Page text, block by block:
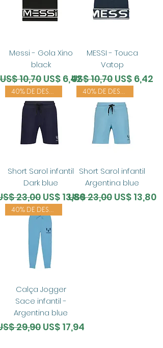
Messi - Gola Xino
black
normal
US$ 10,70 Preço promocional
US$ 6,42
MESSI - Touca
Vatop
Preço normal
US$ 10,70 Preço
US$ 6,42
40% DE DESCONTO
Short Sarol infantil
Dark blue
normal
23,00 Preço promocional
US$ 13,80
40% DE DESCONTO
Short Sarol infantil
Argentina blue
Preço normal
US$ 23,00 Preço
US$ 13,80
40% DE DESCONTO
Calça Jogger
Sace infantil -
Argentina blue
normal
29,90 Preço promocional
US$ 17,94